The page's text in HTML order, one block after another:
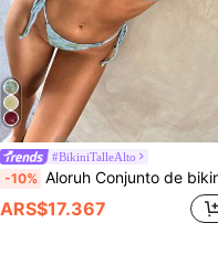
#BikiniTalleAlto
-10% Aloruh Conjunto de bikini estilo bohemio con estampado batik para mujer, elegante, sexy, romántico y retro, traje de baño de playa para mujer, conjunto de bikini de verano azul con teñido anudado, top de bikini triangular, conjunto de bikini para vacaciones, ropa de playa, trajes de baño para mujer, trajes de baño para mujer, trajes de baño para mujer, trajes de baño, traje de baño para mujer, bikinis trajes de baño para mujer, trajes de baño para mujer, trajes de baño para mujer, trajes de baño para mujer, trajes de baño
ARS$17.367